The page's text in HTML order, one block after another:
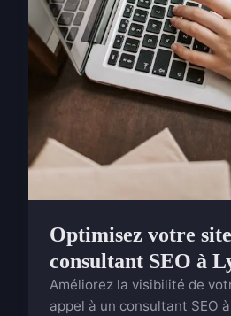
Optimisez votre
consultant SEO à
Améliorez la visibilité de
appel à un consultant SEO